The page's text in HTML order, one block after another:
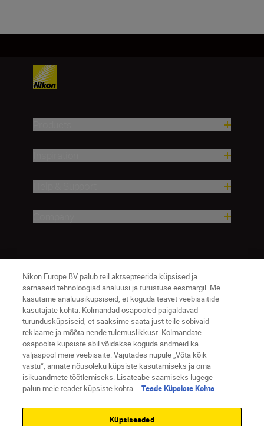
Eesti Nikon Sites
Contact Us Privacy Notice
Terms of Use
Cookie Notice
Cookie Settings
© 2026 Nikon
Nikon Europe BV palub teil aktsepteerida küpsised ja
sarnaseid tehnoloogiad analüüsi ja turustuse eesmärgil. Me
kasutame analüüsiküpsiseid, et koguda teavet veebisaitide
kasutajate kohta. Kolmandad osapooled paigaldavad
turundusküpsiseid, et saaksime saata just teile sobivaid
reklaame ja mõõta nende tulemuslikkust. Kolmandate
osapoolte küpsiste abil võidakse koguda andmeid ka
väljaspool meie veebisaite. Vajutades nupule „Võta kõik
vastu“, annate nõusoleku küpsiste kasutamiseks ja oma
isikuandmete töötlemiseks. Lisateabe saamiseks lugege
palun meie teadet küpsiste kohta.
Teade Küpsiste Kohta
Küpsiseaded